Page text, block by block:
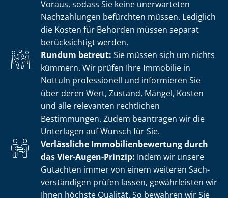
Voraus, sodass Sie keine unerwarteten
Nachzahlungen befürchten müssen. Lediglich
die Kosten für Behörden müssen separat
berücksichtigt werden.
Rundum betreut: Sie müssen sich um nichts
kümmern. Wir prüfen Ihre Immobilie in
Nottuln professionell und informieren Sie
über deren Wert, Zustand, Mängel, Kosten
und alle relevanten rechtlichen
Bestimmungen. Zudem beantragen wir die
Unterlagen auf Wunsch für Sie.
Verlässliche Im­mo­bi­li­en­be­wer­tung durch
das Vier-Augen-Prinzip: Indem wir unsere
Gutachten immer von einem weiteren Sach­
ver­stän­di­gen prüfen lassen, gewährleisten wir
Ihnen höchste Qualität. So bewahren wir Sie